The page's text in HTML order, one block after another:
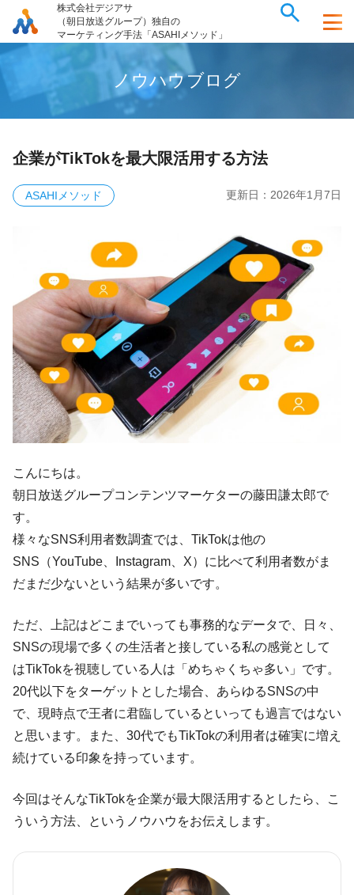
株式会社デジアサ
（朝日放送グループ）独自の
マーケティング手法「ASAHIメソッド」
ノウハウブロ グ
企業がTikTokを最大限活用する方法
ASAHIメソッド 更新日： 2026年1月7日
こんにちは。
朝日放送グループコンテンツマーケターの藤田謙太郎で
す。
様々なSNS利用者数調査では、TikTokは他の
SNS（YouTube、Instagram、X）に比べて利用者数がま
だまだ少ないという結果が多いです。
ただ、上記はどこまでいっても事務的なデータで、日々、
SNSの現場で多くの生活者と接している私の感覚として
はTikTokを視聴している人は「めちゃくちゃ多い」です。
20代以下をターゲットとした場合、あらゆるSNSの中
で、現時点で王者に君臨しているといっても過言ではない
と思います。また、30代でもTikTokの利用者は確実に増え
続けている印象を持っています。
今回はそんなTikTokを企業が最大限活用するとしたら、こ
ういう方法、というノウハウをお伝えします。